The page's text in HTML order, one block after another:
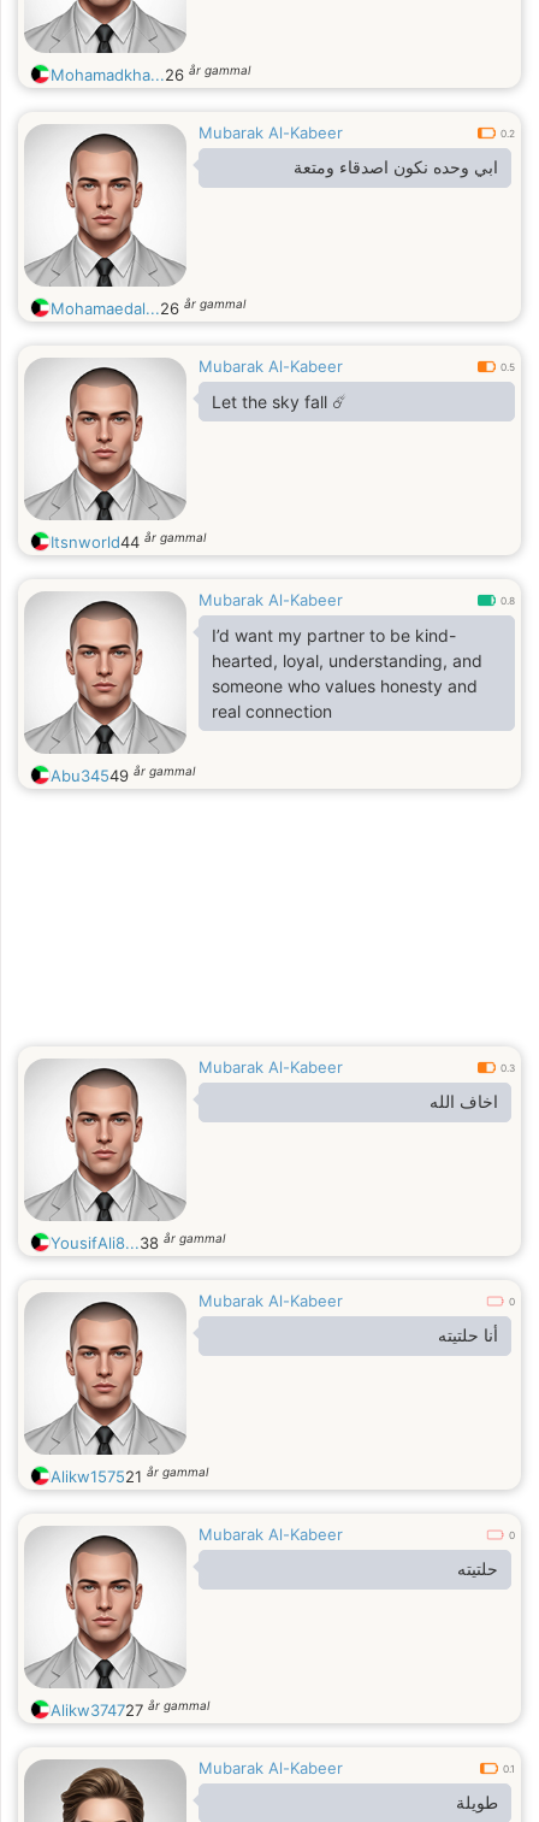
Mohamadkha...26 år gammal
Mubarak Al-Kabeer 0.2
ابي وحده نكون اصدقاء ومتعة
Mohamaedal...26 år gammal
Mubarak Al-Kabeer 0.5
Let the sky fall ☄️
Itsnworld44 år gammal
Mubarak Al-Kabeer 0.8
I’d want my partner to be kind-
hearted, loyal, understanding, and
someone who values honesty and
real connection
Abu34549 år gammal
Mubarak Al-Kabeer 0.3
اخاف الله
YousifAli8...38 år gammal
Mubarak Al-Kabeer 0
أنا حلتيته
Alikw157521 år gammal
Mubarak Al-Kabeer 0
حلتيته
Alikw374727 år gammal
Mubarak Al-Kabeer 0.1
طويلة